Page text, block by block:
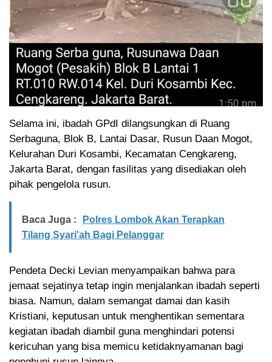
Selama ini, ibadah GPdI dilangsungkan di Ruang
Serbaguna, Blok B, Lantai Dasar, Rusun Daan Mogot,
Kelurahan Duri Kosambi, Kecamatan Cengkareng,
Jakarta Barat, dengan fasilitas yang disediakan oleh
pihak pengelola rusun.
Baca Juga :
Polres Lombok Akan Terapkan
Tilang Syari'ah Bagi Pelanggar
Pendeta Decki Levian menyampaikan bahwa para
jemaat sejatinya tetap ingin menjalankan ibadah seperti
biasa. Namun, dalam semangat damai dan kasih
Kristiani, keputusan untuk menghentikan sementara
kegiatan ibadah diambil guna menghindari potensi
kericuhan yang bisa memicu ketidaknyamanan bagi